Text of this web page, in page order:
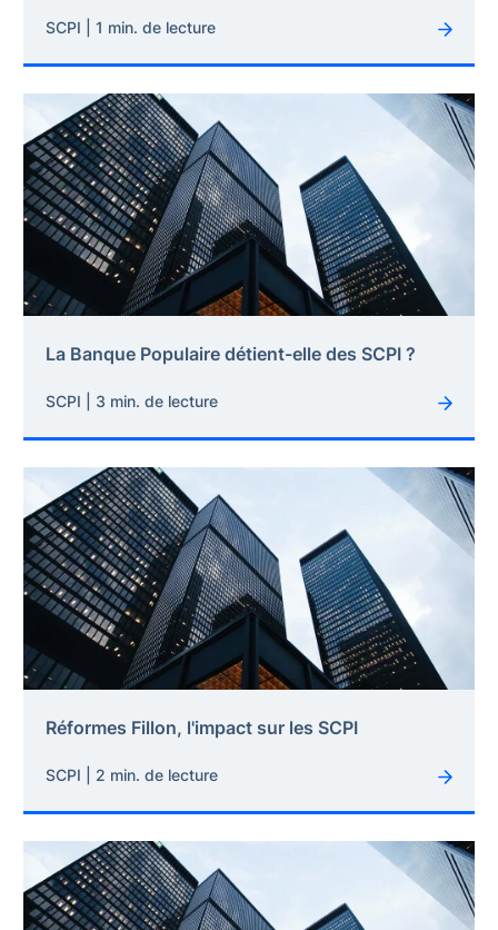
SCPI | 1 min. de lecture
La Banque Populaire détient-elle des SCPI ?
SCPI | 3 min. de lecture
Réformes Fillon, l'impact sur les SCPI
SCPI | 2 min. de lecture